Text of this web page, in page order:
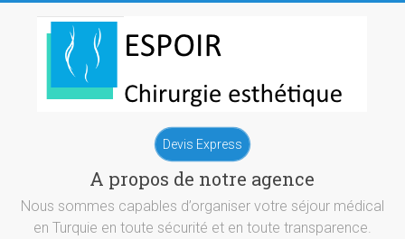
esthetique
Turquie
Devis Express
A propos de notre agence
Nous sommes capables d’organiser votre séjour médical
en Turquie en toute sécurité et en toute transparence.